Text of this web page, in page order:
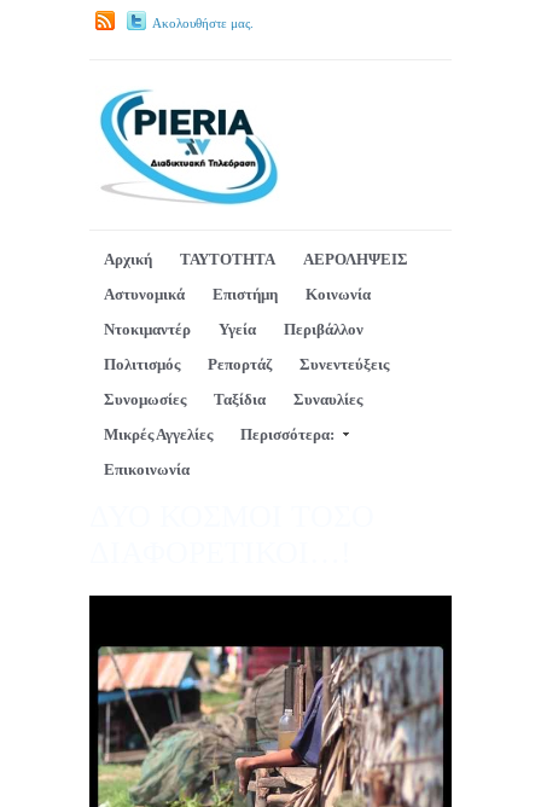
Ακολουθήστε μας.
Αρχική ΤΑΥΤΟΤΗΤΑ
ΑΕΡΟΛΗΨΕΙΣ
Αστυνομικά
Επιστήμη
Κοινωνία
Ντοκιμαντέρ
Υγεία
Περιβάλλον
Πολιτισμός
Ρεπορτάζ
Συνεντεύξεις
Συνομωσίες
Ταξίδια
Συναυλίες
Μικρές Αγγελίες
Περισσότερα:
Επικοινωνία